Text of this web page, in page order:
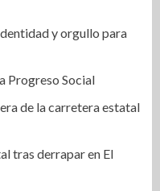
y orgullo para
Progreso Social
de la carretera estatal
tras derrapar en El